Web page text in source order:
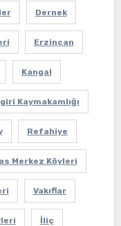
Dernek
Erzincan
Kangal
Kaymakamlığı
Refahiye
Merkez Köyleri
Vakıflar
İliç